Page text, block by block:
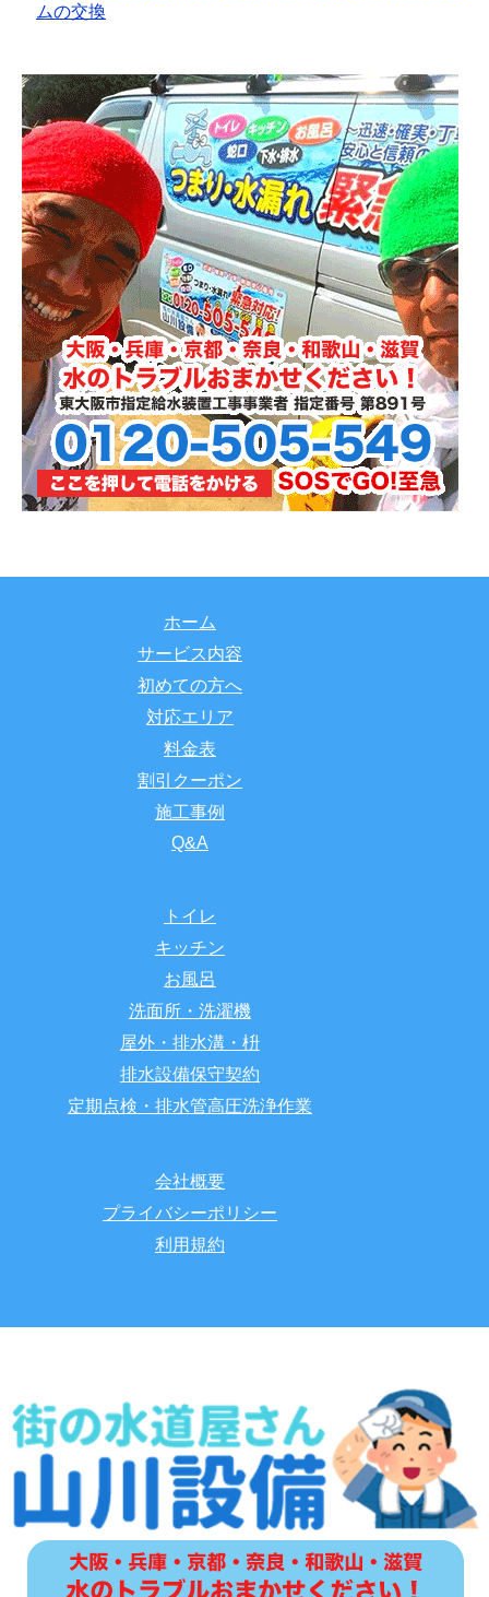
ムの交換
ホーム
サービス内容
初めての方へ
対応エリア
料金表
割引クーポン
施工事例
Q&A
トイレ
キッチン
お風呂
洗面所・洗濯機
屋外・排水溝・枡
排水設備保守契約
定期点検・排水管高圧洗浄作業
会社概要
プライバシーポリシー
利用規約